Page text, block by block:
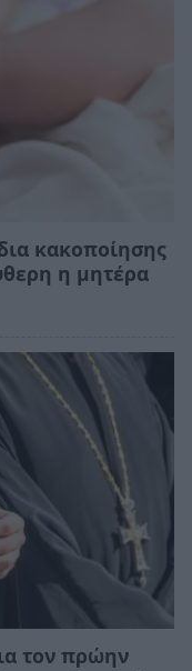
κακοποίησης
η μητέρα
τον πρώην